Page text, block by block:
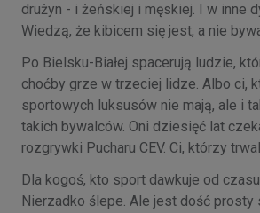
drużyn - i żeńskiej i męskiej. I w inne
Wiedzą, że kibicem się jest, a nie
Po Bielsku-Białej spacerują ludzie,
choćby grze w trzeciej lidze. Albo ci,
sportowych luksusów nie mają, ale i
takich bywalców. Oni dziesięć lat
rozgrywki Pucharu CEV. Ci, którzy
Dla kogoś, kto sport dawkuje od
Nierzadko ślepe. Ale jest dość